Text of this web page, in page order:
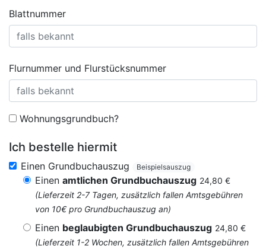
Blattnummer
Flurnummer und Flurstücksnummer
Wohnungsgrundbuch?
Ich bestelle hiermit
Einen Grundbuchauszug Beispielsauszug
Einen amtlichen Grundbuchauszug 24,80 €
(Lieferzeit 2-7 Tagen, zusätzlich fallen Amtsgebühren
von 10€ pro Grundbuchauszug an)
Einen beglaubigten Grundbuchauszug 24,80 €
(Lieferzeit 1-2 Wochen, zusätzlich fallen Amtsgebühren